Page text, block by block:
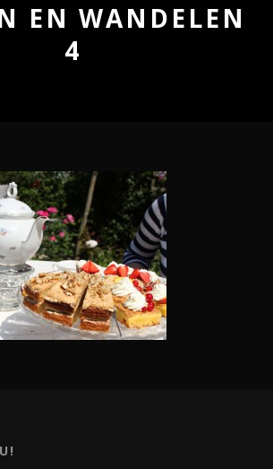
EN WANDELEN
4